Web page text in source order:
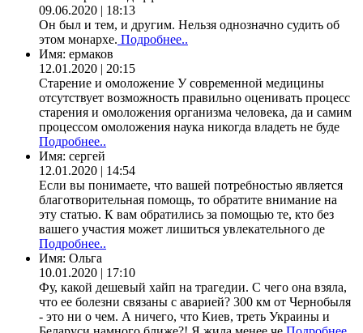
09.06.2020 | 18:13
Он был и тем, и другим. Нельзя однозначно судить об
этом монархе. Подробнее..
Имя: ермаков
12.01.2020 | 20:15
Старение и омоложение У современной медицины
отсутствует возможность правильно оценивать процесс
старения и омоложения организма человека, да и самим
процессом омоложения наука никогда владеть не буде
Подробнее..
Имя: сергей
12.01.2020 | 14:54
Если вы понимаете, что вашей потребностью является
благотворительная помощь, то обратите внимание на
эту статью. К вам обратились за помощью те, кто без
вашего участия может лишиться увлекательного де
Подробнее..
Имя: Ольга
10.01.2020 | 17:10
Фу, какой дешевый хайп на трагедии. С чего она взяла,
что ее болезни связаны с аварией? 300 км от Чернобыля
- это ни о чем. А ничего, что Киев, треть Украины и